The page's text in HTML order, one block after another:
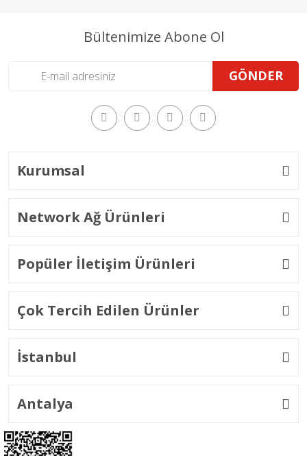
Bültenimize Abone Ol
GÖNDER
Kurumsal
Network Ağ Ürünleri
Popüler İletişim Ürünleri
Çok Tercih Edilen Ürünler
İstanbul
Antalya